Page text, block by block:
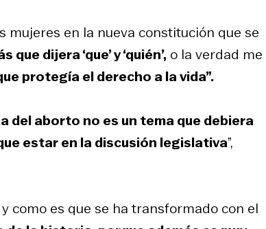
mujeres en la nueva constitución que se
dijera ‘que’ y ‘quién’, o la verdad me
protegía el derecho a la vida”.
del aborto no es un tema que debiera
estar en la discusión legislativa”,
como es que se ha transformado con el